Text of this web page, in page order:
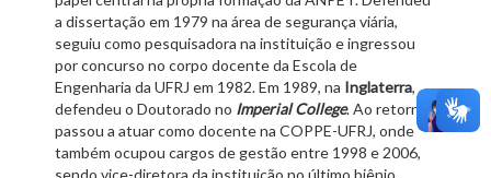
a dissertação em 1979 na área de segurança viária,
seguiu como pesquisadora na instituição e ingressou
por concurso no corpo docente da Escola de
Engenharia da UFRJ em 1982. Em 1989, na Inglaterra,
defendeu o Doutorado no Imperial College. Ao retornar,
passou a atuar como docente na COPPE-UFRJ, onde
também ocupou cargos de gestão entre 1998 e 2006,
sendo vice-diretora da instituição no último biênio.